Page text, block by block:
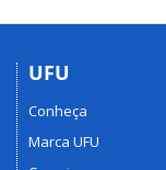
em
em
você"
UFU
Conheça
Marca UFU